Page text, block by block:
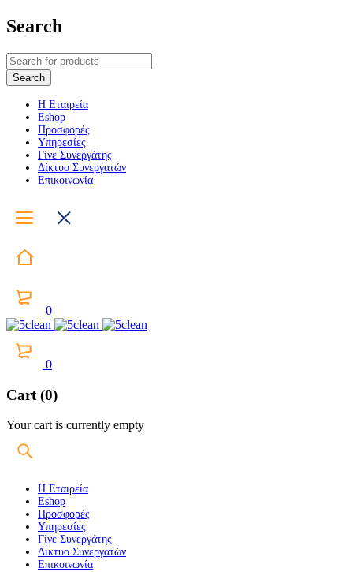
Search
Η Εταιρεία
Eshop
Προσφορές
Υπηρεσίες
Γίνε Συνεργάτης
Δίκτυο Συνεργατών
Επικοινωνία
0
0
Cart (0)
Your cart is currently empty
Η Εταιρεία
Eshop
Προσφορές
Υπηρεσίες
Γίνε Συνεργάτης
Δίκτυο Συνεργατών
Επικοινωνία